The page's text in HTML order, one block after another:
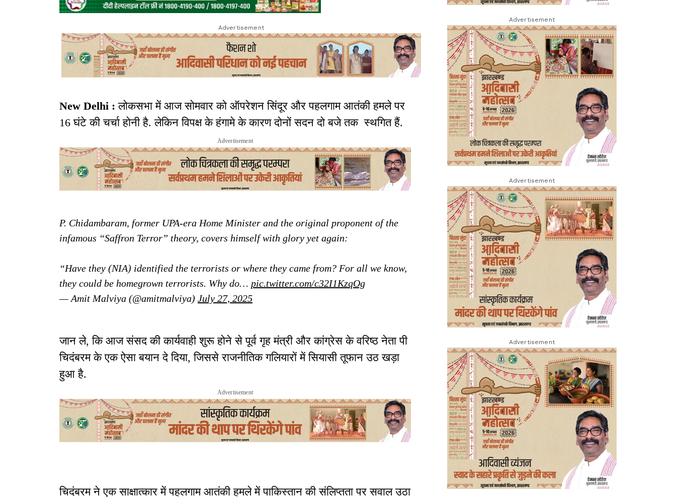
Advertisement
New Delhi :लोकसभा में आज सोमवार को ऑपरेशन सिंदूर और पहलगाम आतंकी हमले पर
16 घंटे की चर्चा होनी है. लेकिन विपक्ष के हंगामे के कारण दोनों सदन दो बजे तक स्थगित हैं.
Advertisement
P. Chidambaram, former UPA-era Home Minister and the original proponent of the
infamous “Saffron Terror” theory, covers himself with glory yet again:
“Have they (NIA) identified the terrorists or where they came from? For all we know,
they could be homegrown terrorists. Why do… pic.twitter.com/c32I1KzqOg
— Amit Malviya (@amitmalviya) July 27, 2025
जान ले, कि आज संसद की कार्यवाही शुरू होने से पूर्व गृह मंत्री और कांग्रेस के वरिष्ठ नेता पी
चिदंबरम के एक ऐसा बयान दे दिया, जिससे राजनीतिक गलियारों में सियासी तूफान उठ खड़ा
हुआ है.
Advertisement
चिदंबरम ने एक साक्षात्कार में पहलगाम आतंकी हमले में पाकिस्तान की संलिप्तता पर सवाल उठा
Advertisement
Advertisement
Advertisement